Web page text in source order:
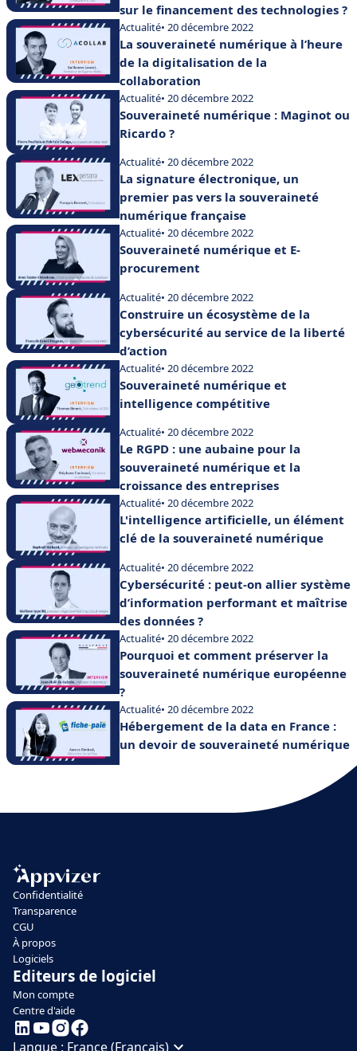
sur le financement des technologies ?
Actualité• 20 décembre 2022
La souveraineté numérique à l’heure
de la digitalisation de la
collaboration
Actualité• 20 décembre 2022
Souveraineté numérique : Maginot ou
Ricardo ?
Actualité• 20 décembre 2022
La signature électronique, un
premier pas vers la souveraineté
numérique française
Actualité• 20 décembre 2022
Souveraineté numérique et E-
procurement
Actualité• 20 décembre 2022
Construire un écosystème de la
cybersécurité au service de la liberté
d’action
Actualité• 20 décembre 2022
Souveraineté numérique et
intelligence compétitive
Actualité• 20 décembre 2022
Le RGPD : une aubaine pour la
souveraineté numérique et la
croissance des entreprises
Actualité• 20 décembre 2022
L'intelligence artificielle, un élément
clé de la souveraineté numérique
Actualité• 20 décembre 2022
Cybersécurité : peut-on allier système
d’information performant et maîtrise
des données ?
Actualité• 20 décembre 2022
Pourquoi et comment préserver la
souveraineté numérique européenne
?
Actualité• 20 décembre 2022
Hébergement de la data en France :
un devoir de souveraineté numérique
Confidentialité
Transparence
CGU
À propos
Logiciels
Editeurs de logiciel
Mon compte
Centre d'aide
Langue : France (Français)